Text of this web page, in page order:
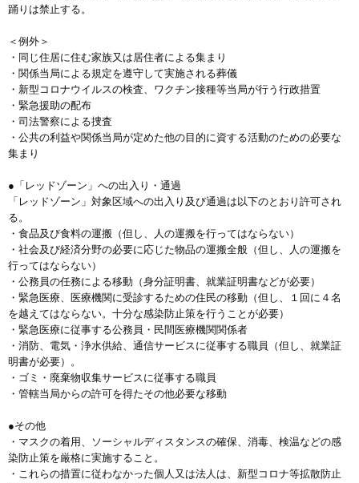
踊りは禁止する。
＜例外＞
・同じ住居に住む家族又は居住者による集まり
・関係当局による規定を遵守して実施される葬儀
・新型コロナウイルスの検査、ワクチン接種等当局が行う行政措置
・緊急援助の配布
・司法警察による捜査
・公共の利益や関係当局が定めた他の目的に資する活動のための必要な
集まり
●「レッドゾーン」への出入り・通過
「レッドゾーン」対象区域への出入り及び通過は以下のとおり許可され
る。
・食品及び食料の運搬（但し、人の運搬を行ってはならない）
・社会及び経済分野の必要に応じた物品の運搬全般（但し、人の運搬を
行ってはならない）
・公務員の任務による移動（身分証明書、就業証明書などが必要）
・緊急医療、医療機関に受診するための住民の移動（但し、１回に４名
を越えてはならない。十分な感染防止策を行うことが必要）
・緊急医療に従事する公務員・民間医療機関関係者
・消防、電気・浄水供給、通信サービスに従事する職員（但し、就業証
明書が必要）。
・ゴミ・廃棄物収集サービスに従事する職員
・管轄当局からの許可を得たその他必要な移動
●その他
・マスクの着用、ソーシャルディスタンスの確保、消毒、検温などの感
染防止策を厳格に実施すること。
・これらの措置に従わなかった個人又は法人は、新型コロナ等拡散防止